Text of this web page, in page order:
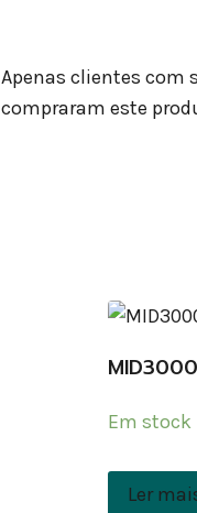
Apenas clientes com
compraram este
Em stock
Ler